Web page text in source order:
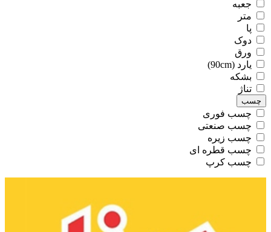
جعبه
متر
پا
دوک
ورق
یارد (90cm)
بشکه
تناژ
چسب
چسب فوری
چسب صنعتی
چسب زیره
چسب قطره ای
چسب کرپ